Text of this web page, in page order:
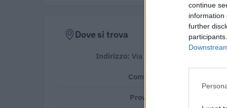
continue
information
further
Dove si trova
Indirizzo: Via Salita Motto 1 , 13836
Comune:
Provincia: